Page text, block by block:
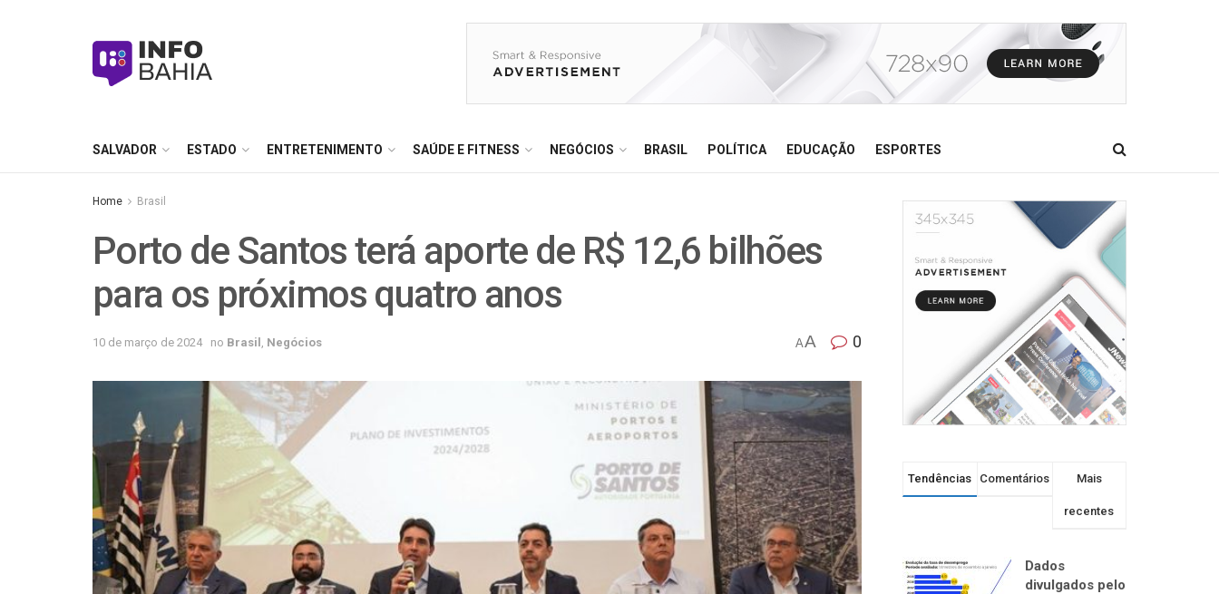
SALVADOR ESTADO ENTRETENIMENTO SAÚDE E FITNESS NEGÓCIOS BRASIL POLÍTICA EDUCAÇÃO ESPORTES
Home Brasil
Porto de Santos terá aporte de R$ 12,6 bilhões
para os próximos quatro anos
10 de março de 2024 no Brasil Negócios AA 0
Tendências Comentários Mais
recentes
Dados
divulgados pelo